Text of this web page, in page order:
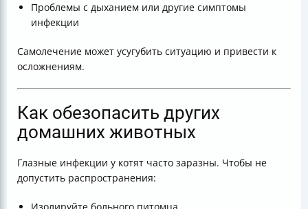
Проблемы с дыханием или другие симптомы
инфекции
Самолечение может усугубить ситуацию и привести к
осложнениям.
Как обезопасить других
домашних животных
Глазные инфекции у котят часто заразны. Чтобы не
допустить распространения: